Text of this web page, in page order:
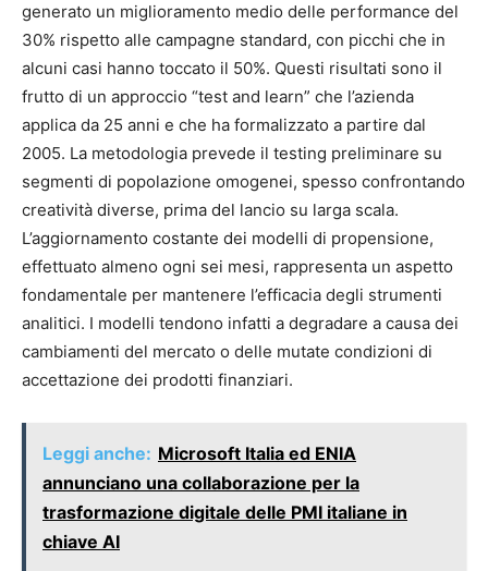
generato un miglioramento medio delle performance del
30% rispetto alle campagne standard, con picchi che in
alcuni casi hanno toccato il 50%. Questi risultati sono il
frutto di un approccio “test and learn” che l’azienda
applica da 25 anni e che ha formalizzato a partire dal
2005. La metodologia prevede il testing preliminare su
segmenti di popolazione omogenei, spesso confrontando
creatività diverse, prima del lancio su larga scala.
L’aggiornamento costante dei modelli di propensione,
effettuato almeno ogni sei mesi, rappresenta un aspetto
fondamentale per mantenere l’efficacia degli strumenti
analitici. I modelli tendono infatti a degradare a causa dei
cambiamenti del mercato o delle mutate condizioni di
accettazione dei prodotti finanziari.
Leggi anche: Microsoft Italia ed ENIA
annunciano una collaborazione per la
trasformazione digitale delle PMI italiane in
chiave AI